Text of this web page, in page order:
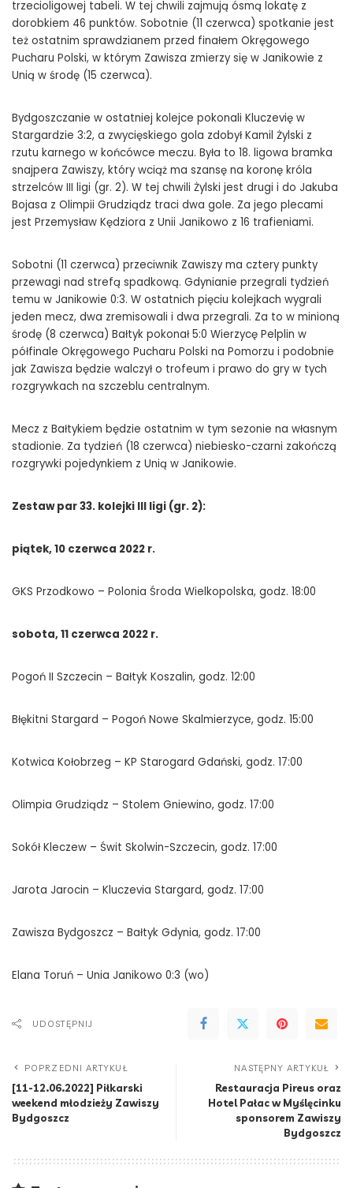
trzecioligowej tabeli. W tej chwili zajmują ósmą lokatę z
dorobkiem 46 punktów. Sobotnie (11 czerwca) spotkanie jest
też ostatnim sprawdzianem przed finałem Okręgowego
Pucharu Polski, w którym Zawisza zmierzy się w Janikowie z
Unią w środę (15 czerwca).
Bydgoszczanie w ostatniej kolejce pokonali Kluczevię w
Stargardzie 3:2, a zwycięskiego gola zdobył Kamil Żylski z
rzutu karnego w końcówce meczu. Była to 18. ligowa bramka
snajpera Zawiszy, który wciąż ma szansę na koronę króla
strzelców III ligi (gr. 2). W tej chwili Żylski jest drugi i do Jakuba
Bojasa z Olimpii Grudziądz traci dwa gole. Za jego plecami
jest Przemysław Kędziora z Unii Janikowo z 16 trafieniami.
Sobotni (11 czerwca) przeciwnik Zawiszy ma cztery punkty
przewagi nad strefą spadkową. Gdynianie przegrali tydzień
temu w Janikowie 0:3. W ostatnich pięciu kolejkach wygrali
jeden mecz, dwa zremisowali i dwa przegrali. Za to w minioną
środę (8 czerwca) Bałtyk pokonał 5:0 Wierzycę Pelplin w
półfinale Okręgowego Pucharu Polski na Pomorzu i podobnie
jak Zawisza będzie walczył o trofeum i prawo do gry w tych
rozgrywkach na szczeblu centralnym.
Mecz z Bałtykiem będzie ostatnim w tym sezonie na własnym
stadionie. Za tydzień (18 czerwca) niebiesko-czarni zakończą
rozgrywki pojedynkiem z Unią w Janikowie.
Zestaw par 33. kolejki III ligi (gr. 2):
piątek, 10 czerwca 2022 r.
GKS Przodkowo – Polonia Środa Wielkopolska, godz. 18:00
sobota, 11 czerwca 2022 r.
Pogoń II Szczecin – Bałtyk Koszalin, godz. 12:00
Błękitni Stargard – Pogoń Nowe Skalmierzyce, godz. 15:00
Kotwica Kołobrzeg – KP Starogard Gdański, godz. 17:00
Olimpia Grudziądz – Stolem Gniewino, godz. 17:00
Sokół Kleczew – Świt Skolwin-Szczecin, godz. 17:00
Jarota Jarocin – Kluczevia Stargard, godz. 17:00
Zawisza Bydgoszcz – Bałtyk Gdynia, godz. 17:00
Elana Toruń – Unia Janikowo 0:3 (wo)
UDOSTĘPNIJ
POPRZEDNI ARTYKUŁ
[11-12.06.2022] Piłkarski
weekend młodzieży Zawiszy
Bydgoszcz
NASTĘPNY ARTYKUŁ
Restauracja Pireus oraz
Hotel Pałac w Myślęcinku
sponsorem Zawiszy
Bydgoszcz